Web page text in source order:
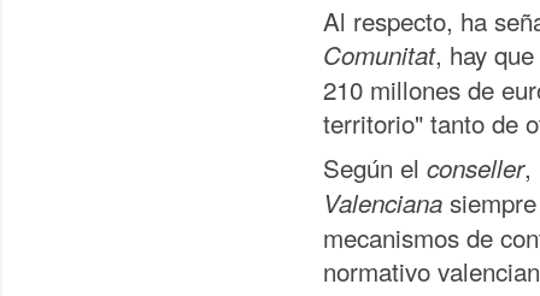
Al respecto, ha
Comunitat, hay
210 millones de
territorio" tanto de
Según el conseller,
Valenciana
mecanismos de
normativo